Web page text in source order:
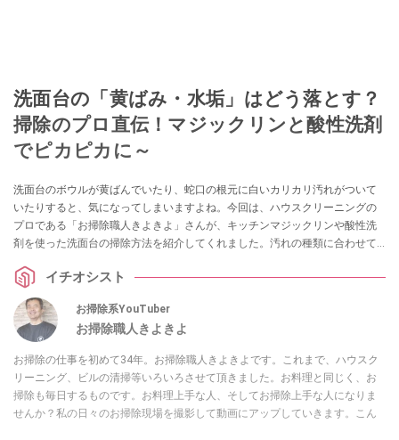
洗面台の「黄ばみ・水垢」はどう落とす？
掃除のプロ直伝！マジックリンと酸性洗剤
でピカピカに～
洗面台のボウルが黄ばんでいたり、蛇口の根元に白いカリカリ汚れがついて
いたりすると、気になってしまいますよね。今回は、ハウスクリーニングの
プロである「お掃除職人きよきよ」さんが、キッチンマジックリンや酸性洗
剤を使った洗面台の掃除方法を紹介してくれました。汚れの種類に合わせて
イチオシスト
お掃除系YouTuber
お掃除職人きよきよ
お掃除の仕事を初めて34年。お掃除職人きよきよです。これまで、ハウスク
リーニング、ビルの清掃等いろいろさせて頂きました。お料理と同じく、お
掃除も毎日するものです。お料理上手な人、そしてお掃除上手な人になりま
せんか？私の日々のお掃除現場を撮影して動画にアップしていきます。こん